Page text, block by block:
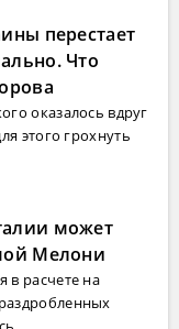
перестает
Что
оказалось вдруг
этого грохнуть
может
Мелони
в расчете на